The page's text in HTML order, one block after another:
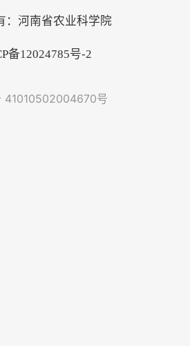
：河南省农业科学院
备12024785号-2
41010502004670号